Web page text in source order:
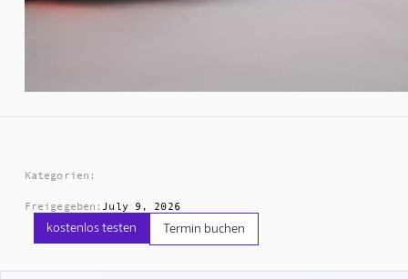
Kategorien:
Freigegeben: July 9, 2026
kostenlos testen Termin buchen